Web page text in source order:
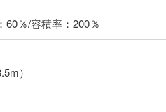
60％/容積率：200％
）